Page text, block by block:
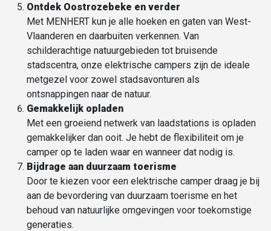
Ontdek Oostrozebeke en verder
Met MENHERT kun je alle hoeken en gaten van West-
Vlaanderen en daarbuiten verkennen. Van
schilderachtige natuurgebieden tot bruisende
stadscentra, onze elektrische campers zijn de ideale
metgezel voor zowel stadsavonturen als
ontsnappingen naar de natuur.
Gemakkelijk opladen
Met een groeiend netwerk van laadstations is opladen
gemakkelijker dan ooit. Je hebt de flexibiliteit om je
camper op te laden waar en wanneer dat nodig is.
Bijdrage aan duurzaam toerisme
Door te kiezen voor een elektrische camper draag je bij
aan de bevordering van duurzaam toerisme en het
behoud van natuurlijke omgevingen voor toekomstige
generaties.